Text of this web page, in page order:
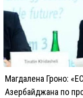
Магдалена Гроно:
Азербайджана по